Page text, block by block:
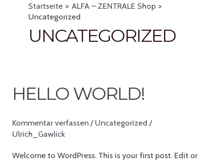
Startseite
ALFA – ZENTRALE Shop
Uncategorized
UNCATEGORIZED
HELLO WORLD!
Kommentar verfassen / Uncategorized /
Ulrich_Gawlick
Welcome to WordPress. This is your first post. Edit or